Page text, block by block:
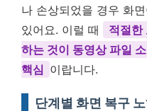
나 손상되었을 경우 화
있어요. 이럴 때
적절한
하는 것이 동영상 파일
핵심 이랍니다.
단계별 화면 복구